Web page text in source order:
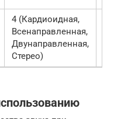
4 (Кардиоидная,
Всенаправленная,
Двунаправленная,
Стерео)